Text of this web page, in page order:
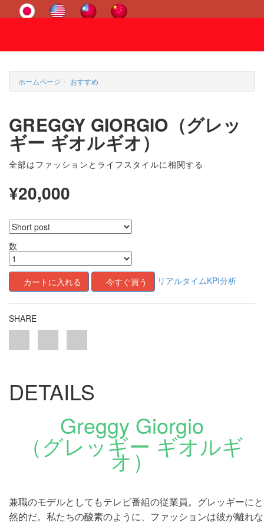
ホームページ おすすめ
GREGGY GIORGIO（グレッ
ギー ギオルギオ）
全部はファッションとライフスタイルに相関する
¥20,000
数
カートに入れる 今すぐ買う リアルタイムKPI分析
SHARE
DETAILS
Greggy Giorgio
（グレッギー ギオルギ
オ）
兼職のモデルとしてもテレビ番組の従業員。グレッギーに
然的だ。私たちの酸素のように、ファッションは彼が離れ